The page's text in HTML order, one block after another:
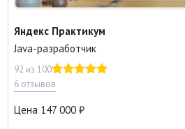
Яндекс Практикум
Java-разработчик
92 из 100
6 отзывов
Цена 147 000